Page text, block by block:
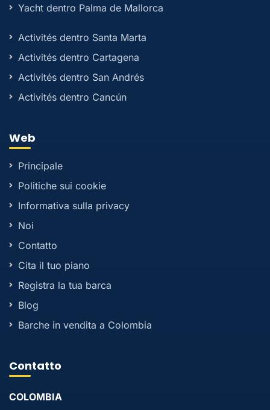
Yacht dentro Palma de Mallorca
Activités dentro Santa Marta
Activités dentro Cartagena
Activités dentro San Andrés
Activités dentro Cancún
Web
Principale
Politiche sui cookie
Informativa sulla privacy
Noi
Contatto
Cita il tuo piano
Registra la tua barca
Blog
Barche in vendita a Colombia
Contatto
COLOMBIA